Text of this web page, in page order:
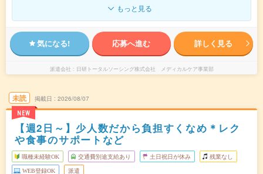
もっと見る
気になる! 応募へ進む 詳しく見る
派遣会社 日研トータルソーシング株式会社 メディカルケア事業部
未読
NEW
掲載日 2026/08/07
【週2日～】少人数だから負担すくなめ＊レク
や食事のサポートなど
職種未経験OK 交通費別途支給あり 土日祝日が休み 残業なし
WEB登録OK 派遣